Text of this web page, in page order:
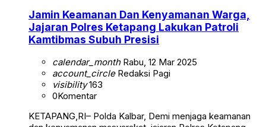
Jamin Keamanan Dan Kenyamanan Warga,
Jajaran Polres Ketapang Lakukan Patroli
Kamtibmas Subuh Presisi
calendar_monthRabu, 12 Mar 2025
account_circleRedaksi Pagi
visibility163
0Komentar
KETAPANG,RI– Polda Kalbar, Demi menjaga keamanan